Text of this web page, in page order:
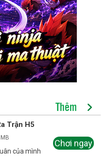
Thêm
Trận H5
của mình
Chơi ngay